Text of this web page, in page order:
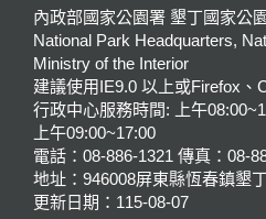
內政部國家公園署 墾丁國家公
National Park Headquarters,
Ministry of the Interior
建議使用IE9.0 以上或Firefox、
行政中心服務時間: 上午
上午09:00~17:00
電話：08-886-1321 傳真：08-
地址：946008屏東縣恆春鎮墾
更新日期： 115-08-07